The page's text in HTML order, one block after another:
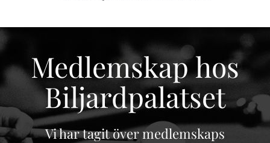
Medlemskap hos
Biljardpalatset
Vi har tagit över medlemskaps